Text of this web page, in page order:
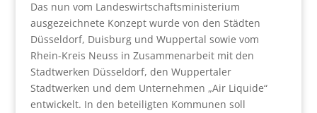
Das nun vom Landeswirtschaftsministerium
ausgezeichnete Konzept wurde von den Städten
Düsseldorf, Duisburg und Wuppertal sowie vom
Rhein-Kreis Neuss in Zusammenarbeit mit den
Stadtwerken Düsseldorf, den Wuppertaler
Stadtwerken und dem Unternehmen „Air Liquide“
entwickelt. In den beteiligten Kommunen soll